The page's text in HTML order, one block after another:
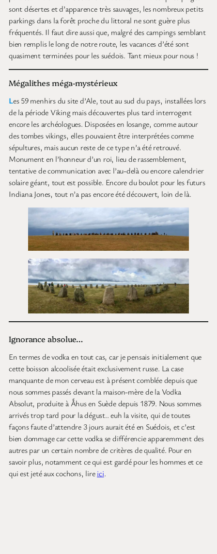
sont désertes et d’apparence très sauvages, les nombreux petits
parkings dans la forêt proche du littoral ne sont guère plus
fréquentés. Il faut dire aussi que, malgré des campings semblant
bien remplis le long de notre route, les vacances d’été sont
quasiment terminées pour les suédois. Tant mieux pour nous !
Mégalithes méga-mystérieux
Les 59 menhirs du site d’Ale, tout au sud du pays, installées lors
de la période Viking mais découvertes plus tard interrogent
encore les archéologues. Disposées en losange, comme autour
des tombes vikings, elles pouvaient être interprétées comme
sépultures, mais aucun reste de ce type n’a été retrouvé.
Monument en l’honneur d’un roi, lieu de rassemblement,
tentative de communication avec l’au-delà ou encore calendrier
solaire géant, tout est possible. Encore du boulot pour les futurs
Indiana Jones, tout n’a pas encore été découvert, loin de là.
Ignorance absolue…
En termes de vodka en tout cas, car je pensais initialement que
cette boisson alcoolisée était exclusivement russe. La case
manquante de mon cerveau est à présent comblée depuis que
nous sommes passés devant la maison-mère de la Vodka
Absolut, produite à Ǻhus en Suède depuis 1879. Nous sommes
arrivés trop tard pour la dégust.. euh la visite, qui de toutes
façons faute d’attendre 3 jours aurait été en Suédois, et c’est
bien dommage car cette vodka se différencie apparemment des
autres par un certain nombre de critères de qualité. Pour en
savoir plus, notamment ce qui est gardé pour les hommes et ce
qui est jeté aux cochons, lireici.